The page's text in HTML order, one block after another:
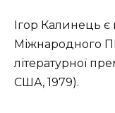
Ігор Калинець
Міжнародного
літературної
США, 1979).